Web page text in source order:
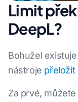
Limit
DeepL?
Bohužel
nástroje přeložit
Za prvé,